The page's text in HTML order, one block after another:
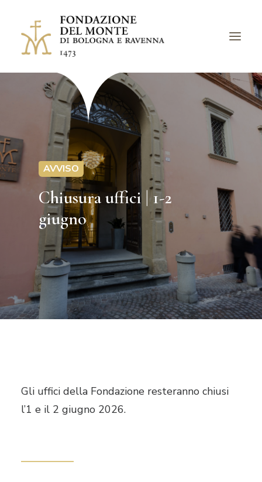
LA FONDAZIONE
PROGETTI
EVENTI
LUOGHI
ARCHIVI
AVVISI
CHIEDI UN CONTRIBUTO
RICHIEDI IL LOGO
CONTATTI
AVVISO
Chiusura uffici | 1-2
giugno
Gli uffici della Fondazione resteranno chiusi
l’1 e il 2 giugno 2026.